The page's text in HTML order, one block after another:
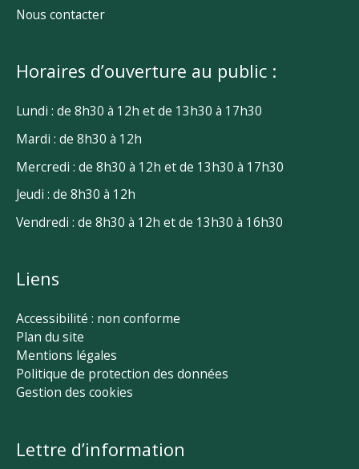
Nous contacter
Horaires d’ouverture au public :
Lundi : de 8h30 à 12h et de 13h30 à 17h30
Mardi : de 8h30 à 12h
Mercredi : de 8h30 à 12h et de 13h30 à 17h30
Jeudi : de 8h30 à 12h
Vendredi : de 8h30 à 12h et de 13h30 à 16h30
Liens
Accessibilité : non conforme
Plan du site
Mentions légales
Politique de protection des données
Gestion des cookies
Lettre d’information